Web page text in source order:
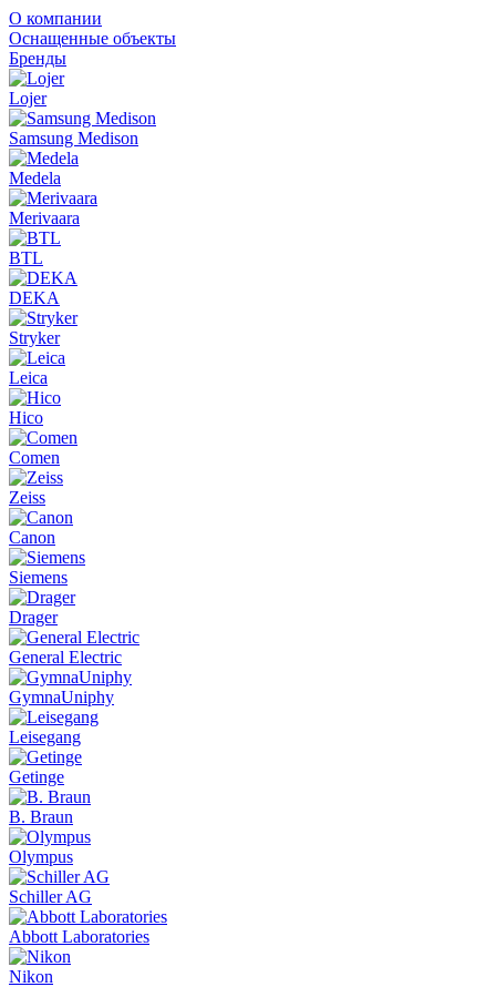
О компании
Оснащенные объекты
Бренды
Lojer
Samsung Medison
Medela
Merivaara
BTL
DEKA
Stryker
Leica
Hico
Comen
Zeiss
Canon
Siemens
Drager
General Electric
GymnaUniphy
Leisegang
Getinge
B. Braun
Olympus
Schiller AG
Abbott Laboratories
Nikon